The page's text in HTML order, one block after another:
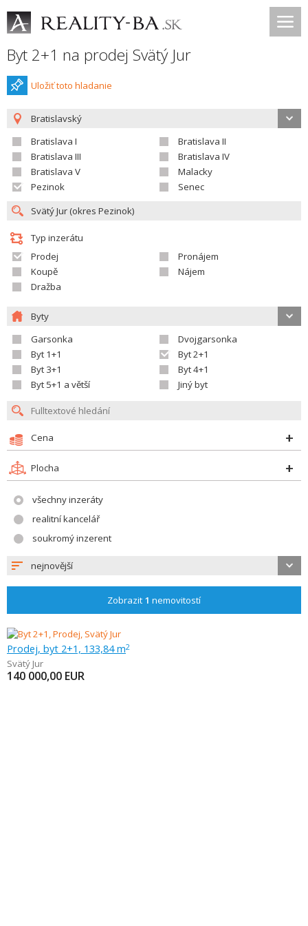
Byt 2+1 na prodej Svätý Jur
Uložiť toto hladanie
Bratislavský
Bratislava I
Bratislava II
Bratislava III
Bratislava IV
Bratislava V
Malacky
Pezinok
Senec
Typ inzerátu
Prodej
Pronájem
Koupě
Nájem
Dražba
Byty
Garsonka
Dvojgarsonka
Byt 1+1
Byt 2+1
Byt 3+1
Byt 4+1
Byt 5+1 a větší
Jiný byt
Cena
Plocha
všechny inzeráty
realitní kancelář
soukromý inzerent
nejnovější
Zobrazit 1 nemovitostí
Prodej, byt 2+1, 133,84 m2
Svätý Jur
140 000,00 EUR